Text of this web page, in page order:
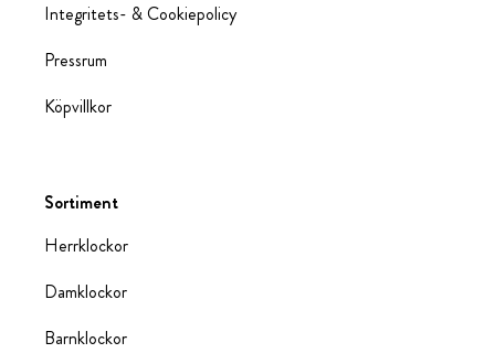
Integritets- & Cookiepolicy
Pressrum
Köpvillkor
Sortiment
Herrklockor
Damklockor
Barnklockor